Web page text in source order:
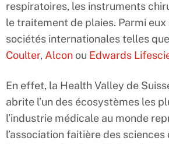
respiratoires, les instruments
le traitement de plaies. Parmi
sociétés internationales telles que
Coulter, Alcon ou Edwards
En effet, la Health Valley de
abrite l’un des écosystèmes les
l’industrie médicale au monde
l’association faitière des sciences